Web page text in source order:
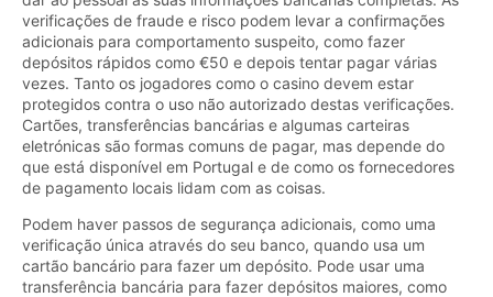
verificações de fraude e risco podem levar a confirmações
adicionais para comportamento suspeito, como fazer
depósitos rápidos como €50 e depois tentar pagar várias
vezes. Tanto os jogadores como o casino devem estar
protegidos contra o uso não autorizado destas verificações.
Cartões, transferências bancárias e algumas carteiras
eletrónicas são formas comuns de pagar, mas depende do
que está disponível em Portugal e de como os fornecedores
de pagamento locais lidam com as coisas.
Podem haver passos de segurança adicionais, como uma
verificação única através do seu banco, quando usa um
cartão bancário para fazer um depósito. Pode usar uma
transferência bancária para fazer depósitos maiores, como